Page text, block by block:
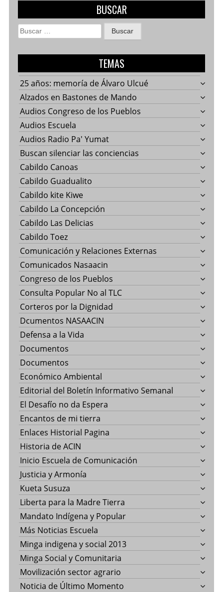
BUSCAR
Buscar:
TEMAS
25 años: memoría de Álvaro Ulcué
Alzados en Bastones de Mando
Audios Congreso de los Pueblos
Audios Escuela
Audios Radio Pa' Yumat
Buscan silenciar las conciencias
Cabildo Canoas
Cabildo Guadualito
Cabildo kite Kiwe
Cabildo La Concepción
Cabildo Las Delicias
Cabildo Toez
Comunicación y Relaciones Externas
Comunicados Nasaacin
Congreso de los Pueblos
Consulta Popular No al TLC
Corteros por la Dignidad
Dcumentos NASAACIN
Defensa a la Vida
Documentos
Documentos
Económico Ambiental
Editorial del Boletín Informativo Semanal
El Desafío no da Espera
Encantos de mi tierra
Enlaces Historial Pagina
Historia de ACIN
Inicio Escuela de Comunicación
Justicia y Armonía
Kueta Susuza
Liberta para la Madre Tierra
Mandato Indígena y Popular
Más Noticias Escuela
Minga indigena y social 2013
Minga Social y Comunitaria
Movilización sector agrario
Noticia de Último Momento